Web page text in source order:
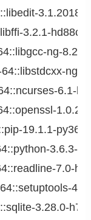
64::libedit-
3.2.1-
64::libgcc-ng-
64::libstdcxx-
64::ncurses-
64::openssl-
19.1.1-
64::python-
64::readline-
64::setuptools-
3.28.0-